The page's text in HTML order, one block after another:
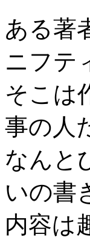
ある著
ニフテ
そこは
事の人
なんと
いの書
内容は